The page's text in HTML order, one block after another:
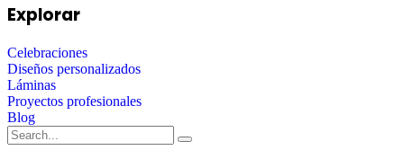
Explorar
Celebraciones
Diseños personalizados
Láminas
Proyectos profesionales
Blog